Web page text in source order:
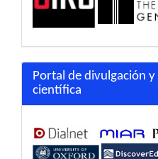
Portal de divulgación
científica